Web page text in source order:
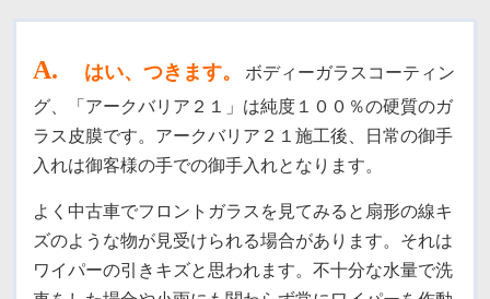
A. はい、つきます。
ボディーガラスコーティン
グ、「アークバリア２１」は純度１００％の硬質のガ
ラス皮膜です。 アークバリア２１施工後、日常の御手
入れは御客様の手での御手入れとなります。
よく中古車でフロントガラスを見てみると扇形の線キ
ズのような物が見受けられる場合があります。それは
ワイパーの引きキズと思われます。不十分な水量で洗